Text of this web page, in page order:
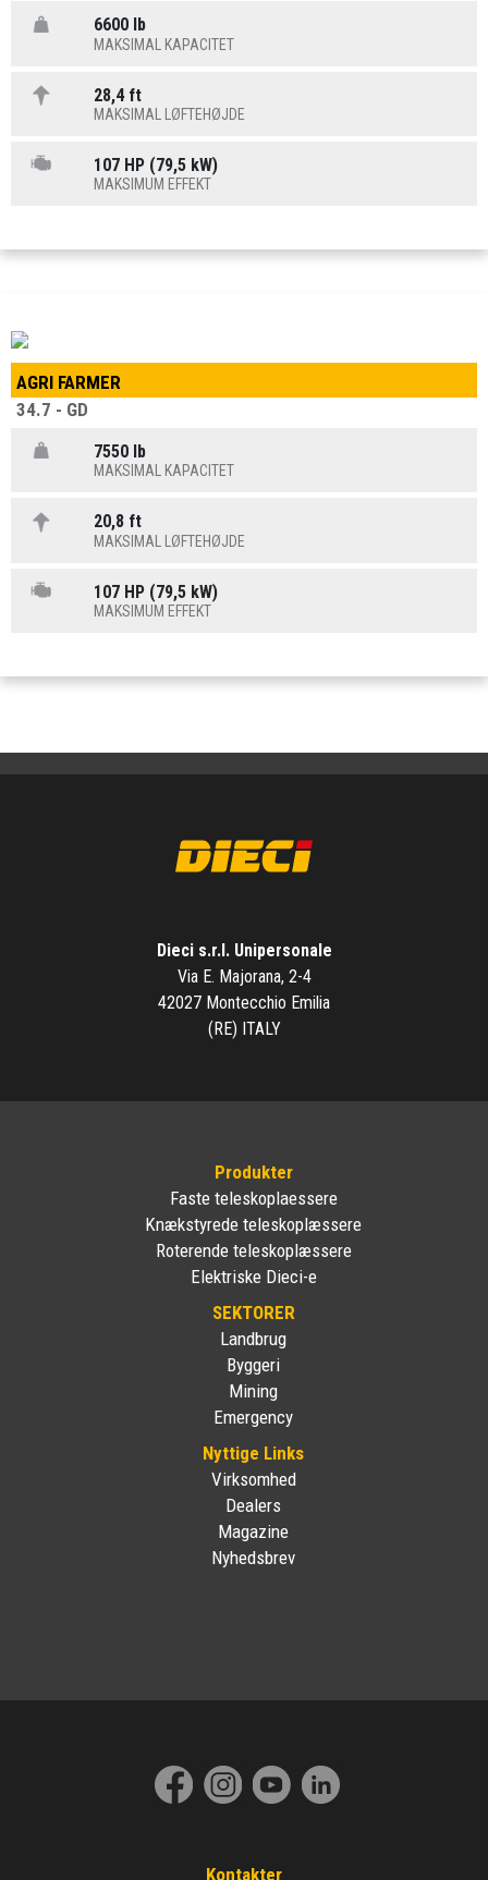
6600 lb
MAKSIMAL KAPACITET
28,4 ft
MAKSIMAL LØFTEHØJDE
107 HP (79,5 kW)
MAKSIMUM EFFEKT
AGRI FARMER
34.7 - GD
7550 lb
MAKSIMAL KAPACITET
20,8 ft
MAKSIMAL LØFTEHØJDE
107 HP (79,5 kW)
MAKSIMUM EFFEKT
Dieci s.r.l. Unipersonale
Via E. Majorana, 2-4
42027 Montecchio Emilia
(RE) ITALY
Produkter
Faste teleskoplaessere
Knækstyrede teleskoplæssere
Roterende teleskoplæssere
Elektriske Dieci-e
SEKTORER
Landbrug
Byggeri
Mining
Emergency
Nyttige Links
Virksomhed
Dealers
Magazine
Nyhedsbrev
Kontakter